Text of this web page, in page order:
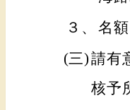
３、 名額
(三)請有
核予